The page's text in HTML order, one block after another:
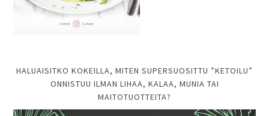
HALUAISITKO KOKEILLA, MITEN SUPERSUOSITTU ”KETOILU”
ONNISTUU ILMAN LIHAA, KALAA, MUNIA TAI
MAITOTUOTTEITA?